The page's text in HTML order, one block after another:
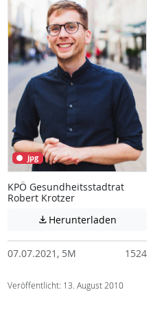
jpg
KPÖ Gesundheitsstadtrat
Robert Krotzer
 Herunterladen
07.07.2021, 5M 1524
Veröffentlicht: 13. August 2010